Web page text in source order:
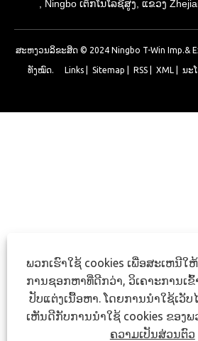
, Ningbo ເຕັກ​ໂນ​ໂລ​ຊີ​ສູງ​, ແຂວງ
ສະຫງວນລິຂະສິດ © 2024 Ningbo T-Win Imp.&
ທັງໝົດ. Links Sitemap RSS XML ນະ
ພວກເຮົາໃຊ້ cookies ເພື່ອສະເຫນີໃ
ການຊອກຫາທີ່ດີກວ່າ, ວິເຄາະການເ
ປັບແຕ່ງເນື້ອຫາ. ໂດຍການນໍາໃຊ້ເວັບ
ເຫັນດີກັບການນໍາໃຊ້ cookies ຂອງພ
ຄວາມເປັນສ່ວນຕົວ